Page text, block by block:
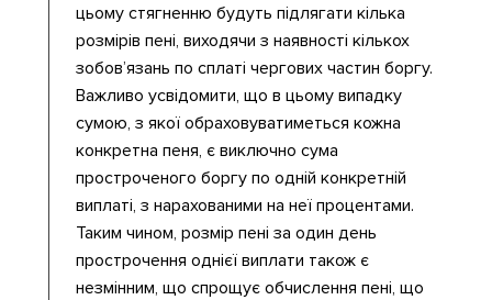
цьому стягненню будуть підлягати кілька
розмірів пені, виходячи з наявності кількох
зобов’язань по сплаті чергових частин боргу.
Важливо усвідомити, що в цьому випадку
сумою, з якої обраховуватиметься кожна
конкретна пеня, є виключно сума
простроченого боргу по одній конкретній
виплаті, з нарахованими на неї процентами.
Таким чином, розмір пені за один день
прострочення однієї виплати також є
незмінним, що спрощує обчислення пені, що